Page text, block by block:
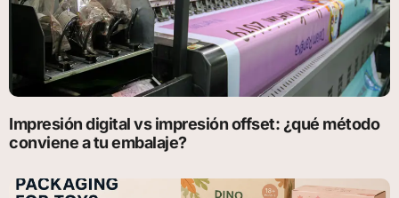
Impresión digital vs impresión offset: ¿qué método
conviene a tu embalaje?